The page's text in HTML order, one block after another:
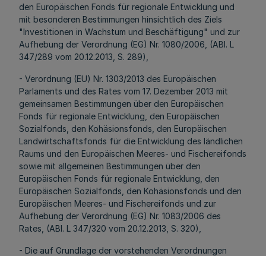
den Europäischen Fonds für regionale Entwicklung und
mit besonderen Bestimmungen hinsichtlich des Ziels
"Investitionen in Wachstum und Beschäftigung" und zur
Aufhebung der Verordnung (EG) Nr. 1080/2006, (ABl. L
347/289 vom 20.12.2013, S. 289),
- Verordnung (EU) Nr. 1303/2013 des Europäischen
Parlaments und des Rates vom 17. Dezember 2013 mit
gemeinsamen Bestimmungen über den Europäischen
Fonds für regionale Entwicklung, den Europäischen
Sozialfonds, den Kohäsionsfonds, den Europäischen
Landwirtschaftsfonds für die Entwicklung des ländlichen
Raums und den Europäischen Meeres- und Fischereifonds
sowie mit allgemeinen Bestimmungen über den
Europäischen Fonds für regionale Entwicklung, den
Europäischen Sozialfonds, den Kohäsionsfonds und den
Europäischen Meeres- und Fischereifonds und zur
Aufhebung der Verordnung (EG) Nr. 1083/2006 des
Rates, (ABl. L 347/320 vom 20.12.2013, S. 320),
- Die auf Grundlage der vorstehenden Verordnungen